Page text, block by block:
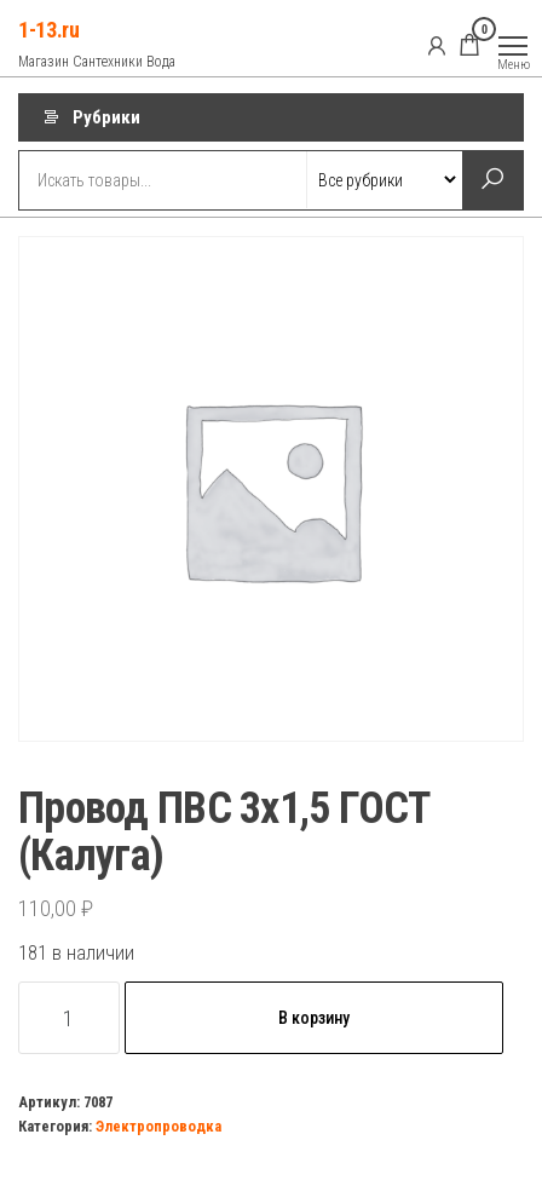
содержимому
1-13.ru
Магазин Сантехники Вода
0
Меню
Рубрики
Провод ПВС 3х1,5 ГОСТ
(Калуга)
110,00 ₽
181 в наличии
товара
ПВС
3х1,5
В корзину
Артикул: 7087
Категория: Электропроводка